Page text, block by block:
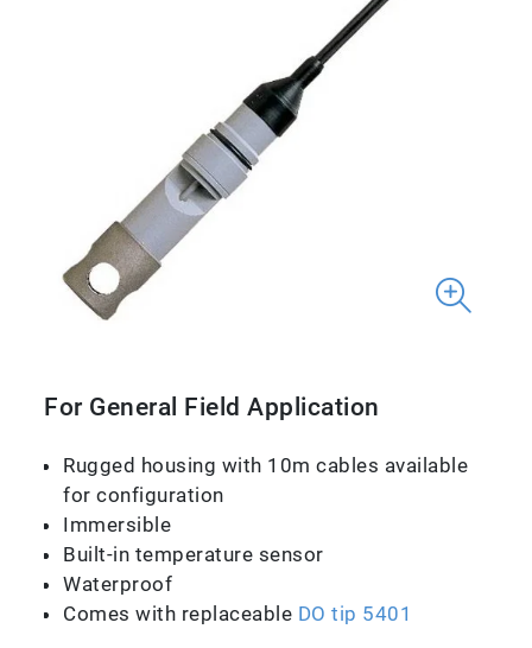
For General Field Application
Rugged housing with 10m cables available
for configuration
Immersible
Built-in temperature sensor
Waterproof
Comes with replaceable DO tip 5401